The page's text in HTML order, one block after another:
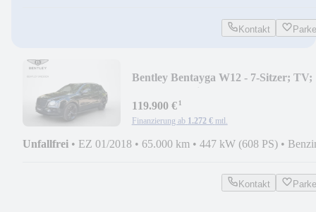
Kontakt
Bentley Bentayga W12 - 7-Sitzer; TV;
119.900 €¹
Finanzierung ab 1.272 € mtl.
Unfallfrei • EZ 01/2018 • 65.000 km • 447 kW (608 PS) •
Kontakt